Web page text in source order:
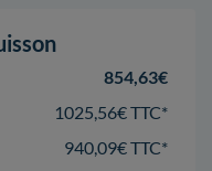
854,63€
1025,56€ TTC*
940,09€ TTC*